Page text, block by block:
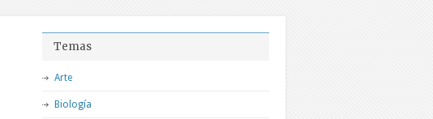
Temas
Arte
Biología